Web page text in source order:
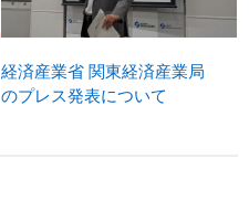
経済産業省 関東経済産業局
のプレス発表について